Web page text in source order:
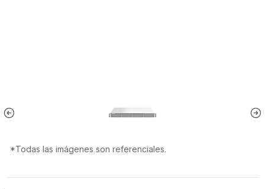
*Todas las imágenes son referenciales.